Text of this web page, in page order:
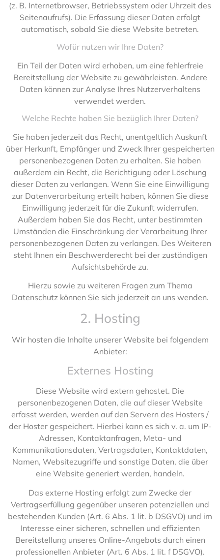
(z. B. Internetbrowser, Betriebssystem oder Uhrzeit des
Seitenaufrufs). Die Erfassung dieser Daten erfolgt
automatisch, sobald Sie diese Website betreten.
Wofür nutzen wir Ihre Daten?
Ein Teil der Daten wird erhoben, um eine fehlerfreie
Bereitstellung der Website zu gewährleisten. Andere
Daten können zur Analyse Ihres Nutzerverhaltens
verwendet werden.
Welche Rechte haben Sie bezüglich Ihrer Daten?
Sie haben jederzeit das Recht, unentgeltlich Auskunft
über Herkunft, Empfänger und Zweck Ihrer gespeicherten
personenbezogenen Daten zu erhalten. Sie haben
außerdem ein Recht, die Berichtigung oder Löschung
dieser Daten zu verlangen. Wenn Sie eine Einwilligung
zur Datenverarbeitung erteilt haben, können Sie diese
Einwilligung jederzeit für die Zukunft widerrufen.
Außerdem haben Sie das Recht, unter bestimmten
Umständen die Einschränkung der Verarbeitung Ihrer
personenbezogenen Daten zu verlangen. Des Weiteren
steht Ihnen ein Beschwerderecht bei der zuständigen
Aufsichtsbehörde zu.
Hierzu sowie zu weiteren Fragen zum Thema
Datenschutz können Sie sich jederzeit an uns wenden.
2. Hosting
Wir hosten die Inhalte unserer Website bei folgendem
Anbieter:
Externes Hosting
Diese Website wird extern gehostet. Die
personenbezogenen Daten, die auf dieser Website
erfasst werden, werden auf den Servern des Hosters /
der Hoster gespeichert. Hierbei kann es sich v. a. um IP-
Adressen, Kontaktanfragen, Meta- und
Kommunikationsdaten, Vertragsdaten, Kontaktdaten,
Namen, Websitezugriffe und sonstige Daten, die über
eine Website generiert werden, handeln.
Das externe Hosting erfolgt zum Zwecke der
Vertragserfüllung gegenüber unseren potenziellen und
bestehenden Kunden (Art. 6 Abs. 1 lit. b DSGVO) und im
Interesse einer sicheren, schnellen und effizienten
Bereitstellung unseres Online-Angebots durch einen
professionellen Anbieter (Art. 6 Abs. 1 lit. f DSGVO).